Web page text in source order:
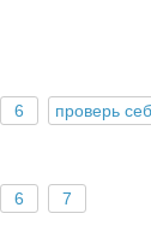
6 проверь
6 7